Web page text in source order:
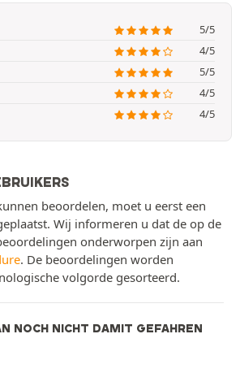
5/5
4/5
5/5
4/5
4/5
beoordelen, moet u eerst een
Wij informeren u dat de op de
onderworpen zijn aan
. De beoordelingen worden
volgorde gesorteerd.
NOCH NICHT DAMIT GEFAHREN